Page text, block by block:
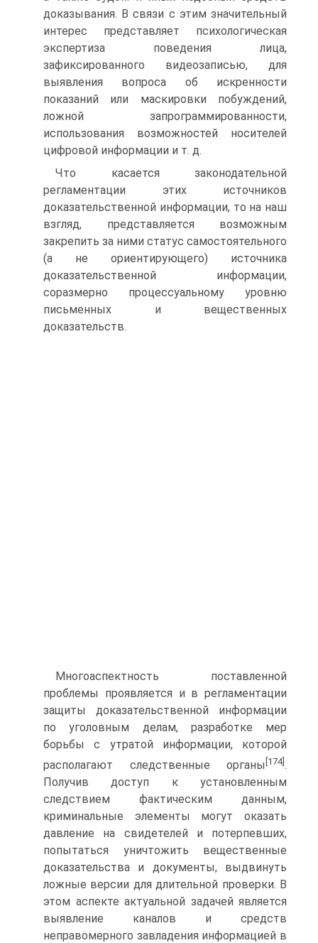
доказывания. В связи с этим значительный
интерес представляет психологическая
экспертиза поведения лица,
зафиксированного видеозаписью, для
выявления вопроса об искренности
показаний или маскировки побуждений,
ложной запрограммированности,
использования возможностей носителей
цифровой информации и т. д.
Что касается законодательной
регламентации этих источников
доказательственной информации, то на наш
взгляд, представляется возможным
закрепить за ними статус самостоятельного
(а не ориентирующего) источника
доказательственной информации,
соразмерно процессуальному уровню
письменных и вещественных
доказательств.
Многоаспектность поставленной
проблемы проявляется и в регламентации
защиты доказательственной информации
по уголовным делам, разработке мер
борьбы с утратой информации, которой
располагают следственные органы [174].
Получив доступ к установленным
следствием фактическим данным,
криминальные элементы могут оказать
давление на свидетелей и потерпевших,
попытаться уничтожить вещественные
доказательства и документы, выдвинуть
ложные версии для длительной проверки. В
этом аспекте актуальной задачей является
выявление каналов и средств
неправомерного завладения информацией в